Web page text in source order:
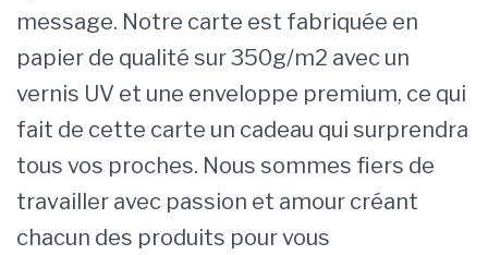
message. Notre carte est fabriquée en
papier de qualité sur 350g/m2 avec un
vernis UV et une enveloppe premium, ce qui
fait de cette carte un cadeau qui surprendra
tous vos proches. Nous sommes fiers de
travailler avec passion et amour créant
chacun des produits pour vous